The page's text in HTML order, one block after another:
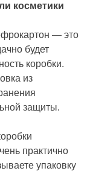
косметики
— это
будет
коробки.
из
защиты.
практично
упаковку